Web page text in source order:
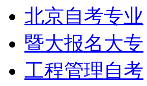
北京自考专业
暨大报名大专
工程管理自考